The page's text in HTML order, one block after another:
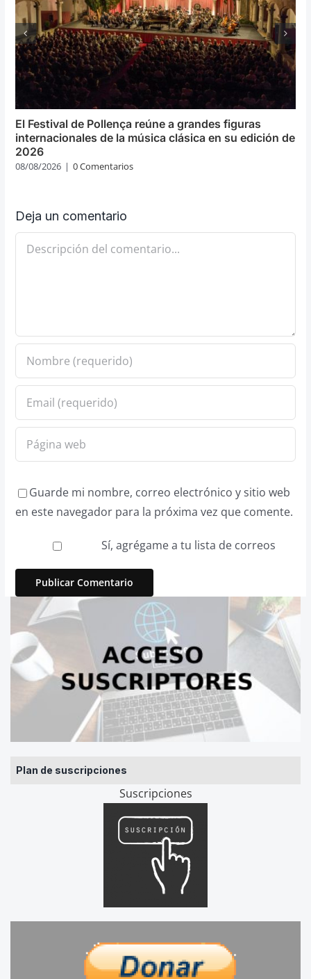
Plan de suscripciones
Suscripciones
El Festival de Pollença reúne a grandes figuras
internacionales de la música clásica en su edición de
2026
08/08/2026 | 0 Comentarios
Deja un comentario
Comentario
Guarde mi nombre, correo electrónico y sitio web
en este navegador para la próxima vez que comente.
Sí, agrégame a tu lista de correos